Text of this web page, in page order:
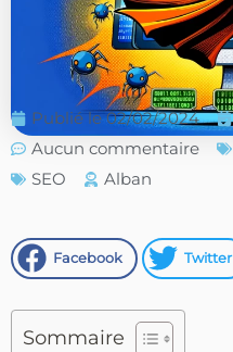
Publié le 02/02/2024
Aucun commentaire
SEO
Alban
Facebook Twitter
Sommaire